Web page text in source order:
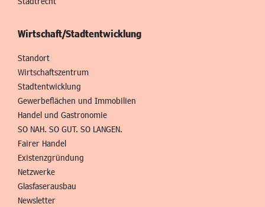
Wirtschaft/Stadtentwicklung
Standort
Wirtschaftszentrum
Stadtentwicklung
Gewerbeflächen und Immobilien
Handel und Gastronomie
SO NAH. SO GUT. SO LANGEN.
Fairer Handel
Existenzgründung
Netzwerke
Glasfaserausbau
Newsletter